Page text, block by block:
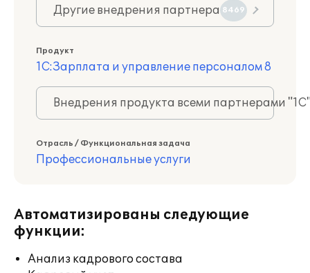
Другие внедрения партнера 8469
Продукт
1С:Зарплата и управление персоналом 8
Внедрения продукта всеми партнерами
Отрасль / Функциональная задача
Профессиональные услуги
Автоматизированы следующие
функции:
Анализ кадрового состава